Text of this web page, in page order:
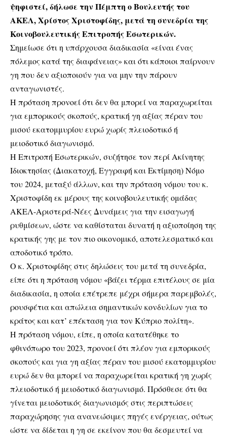
ψηφιστεί, δήλωσε την Πέμπτη ο Βουλευτής του
ΑΚΕΛ, Χρίστος Χριστοφίδης, μετά τη συνεδρία της
Κοινοβουλευτικής Επιτροπής Εσωτερικών.
Σημείωσε ότι η υπάρχουσα διαδικασία «είναι ένας
πόλεμος κατά της διαφάνειας» και ότι κάποιοι παίρνουν
γη που δεν αξιοποιούν για να μην την πάρουν
ανταγωνιστές.
Η πρόταση προνοεί ότι δεν θα μπορεί να παραχωρείται
για εμπορικούς σκοπούς, κρατική γη αξίας πέραν του
μισού εκατομμυρίου ευρώ χωρίς πλειοδοτικό ή
μειοδοτικό διαγωνισμό.
Η Επιτροπή Εσωτερικών, συζήτησε τον περί Ακίνητης
Ιδιοκτησίας (Διακατοχή, Εγγραφή και Εκτίμηση) Νόμο
του 2024, μεταξύ άλλων, και την πρόταση νόμου του κ.
Χριστοφίδη εκ μέρους της κοινοβουλευτικής ομάδας
ΑΚΕΛ-Αριστερά-Νέες Δυνάμεις για την εισαγωγή
ρυθμίσεων, ώστε να καθίσταται δυνατή η αξιοποίηση της
κρατικής γης με τον πιο οικονομικό, αποτελεσματικό και
αποδοτικό τρόπο.
Ο κ. Χριστοφίδης στις δηλώσεις του μετά τη συνεδρία,
είπε ότι η πρόταση νόμου «βάζει τέρμα επιτέλους σε μία
διαδικασία, η οποία επέτρεπε μέχρι σήμερα παρεμβολές,
ρουσφέτια και απώλεια σημαντικών κονδυλίων για το
κράτος και κατ’ επέκταση για τον Κύπριο πολίτη».
Η πρόταση νόμου, είπε, η οποία κατατέθηκε το
φθινόπωρο του 2023, προνοεί ότι πλέον για εμπορικούς
σκοπούς και για γη αξίας πέραν του μισού εκατομμυρίου
ευρώ δεν θα μπορεί να παραχωρείται κρατική γη χωρίς
πλειοδοτικό ή μειοδοτικό διαγωνισμό. Πρόσθεσε ότι θα
γίνεται μειοδοτικός διαγωνισμός στις περιπτώσεις
παραχώρησης για ανανεώσιμες πηγές ενέργειας, ούτως
ώστε να δίδεται η γη σε εκείνον που θα δεσμευτεί να